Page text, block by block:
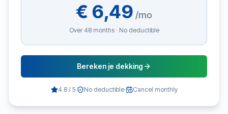
€ 6,49 /mo
Over 48 months · No deductible
Bereken je dekking
4.8 / 5· No deductible· Cancel monthly